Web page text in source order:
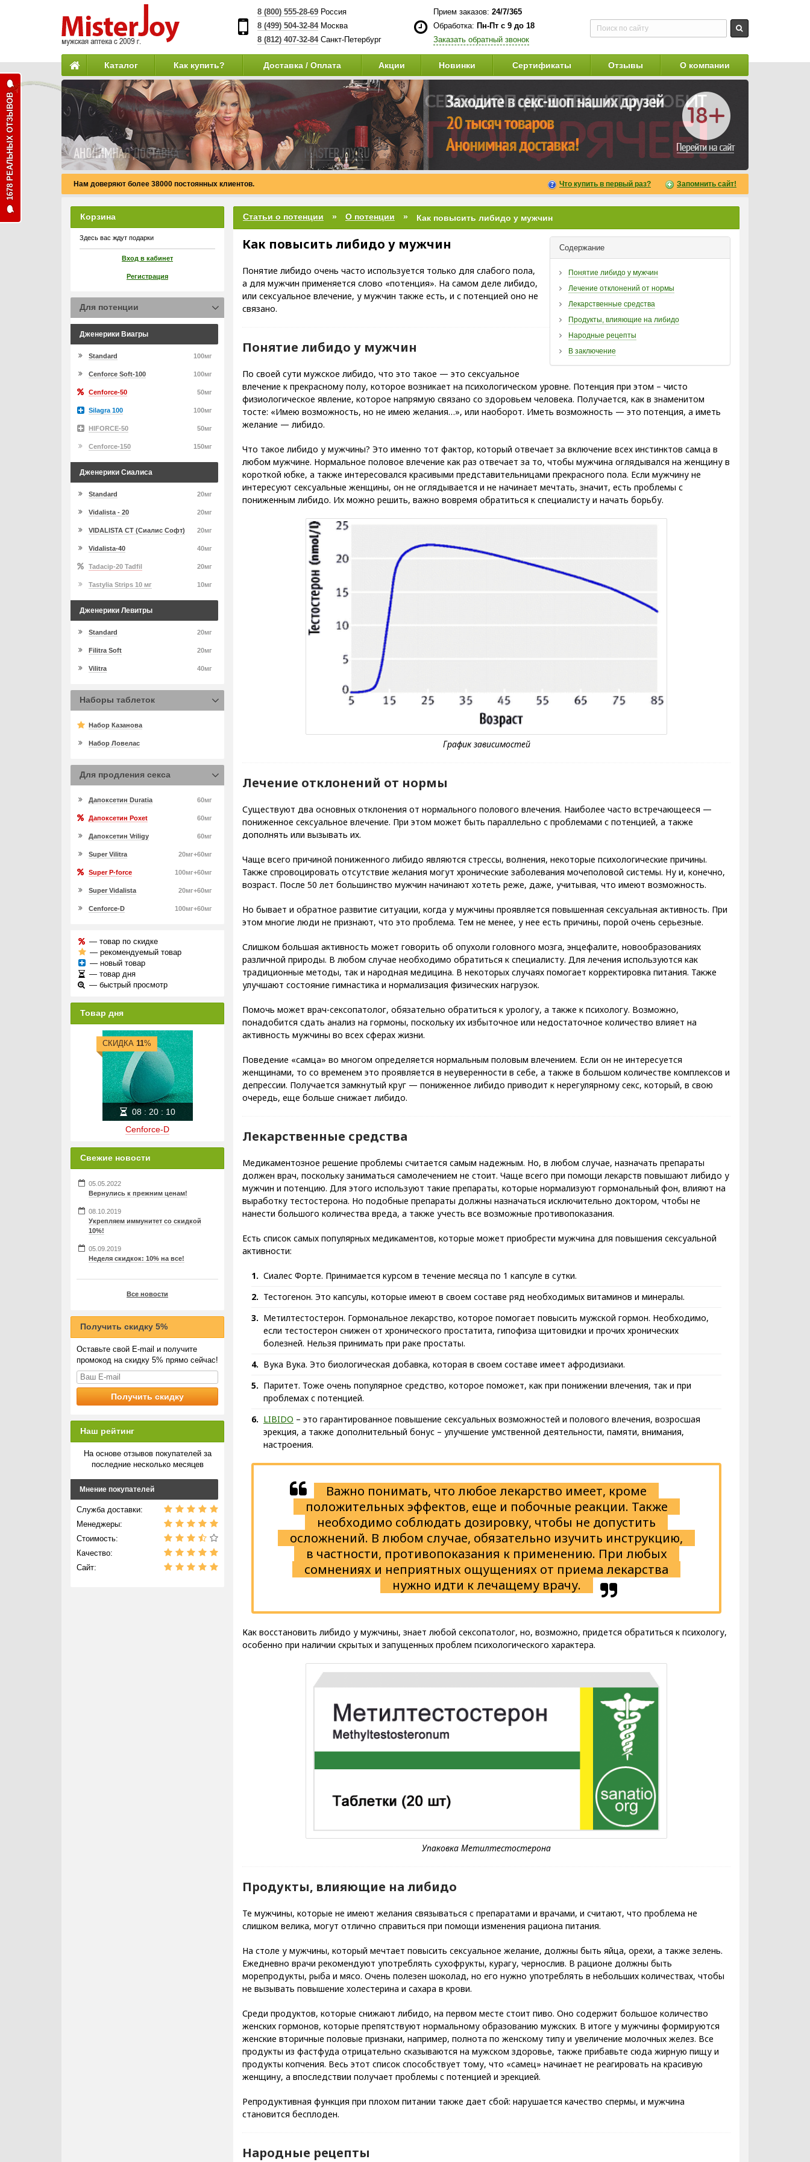
8 (800) 555-28-69Россия
8 (499) 504-32-84Москва
8 (812) 407-32-84 Санкт-Петербург
Прием заказов: 24/7/365
Обработка: Пн-Пт с 9 до 18
Заказать обратный звонок
Каталог Как купить? Доставка / Оплата Акции Новинки Сертификаты Отзывы О компании
Нам доверяют более 38000 постоянных клиентов. Что купить в первый раз? Запомнить сайт!
Статьи о потенции О потенции Как повысить либидо у мужчин
Содержание
Понятие либидо у мужчин
Лечение отклонений от нормы
Лекарственные средства
Продукты, влияющие на либидо
Народные рецепты
В заключение
Как повысить либидо у мужчин
Понятие либидо очень часто используется только для слабого пола,
а для мужчин применяется слово «потенция». На самом деле либидо,
или сексуальное влечение, у мужчин также есть, и с потенцией оно не
связано.
Понятие либидо у мужчин
По своей сути мужское либидо, что это такое — это сексуальное
влечение к прекрасному полу, которое возникает на психологическом уровне. Потенция при этом – чисто
физиологическое явление, которое напрямую связано со здоровьем человека. Получается, как в знаменитом
тосте: «Имею возможность, но не имею желания…», или наоборот. Иметь возможность — это потенция, а иметь
желание — либидо.
Что такое либидо у мужчины? Это именно тот фактор, который отвечает за включение всех инстинктов самца в
любом мужчине. Нормальное половое влечение как раз отвечает за то, чтобы мужчина оглядывался на женщину в
короткой юбке, а также интересовался красивыми представительницами прекрасного пола. Если мужчину не
интересуют сексуальные женщины, он не оглядывается и не начинает мечтать, значит, есть проблемы с
пониженным либидо. Их можно решить, важно вовремя обратиться к специалисту и начать борьбу.
Лечение отклонений от нормы
Существуют два основных отклонения от нормального полового влечения. Наиболее часто встречающееся —
пониженное сексуальное влечение. При этом может быть параллельно с проблемами с потенцией, а также
дополнять или вызывать их.
Чаще всего причиной пониженного либидо являются стрессы, волнения, некоторые психологические причины.
Также спровоцировать отсутствие желания могут хронические заболевания мочеполовой системы. Ну и, конечно,
возраст. После 50 лет большинство мужчин начинают хотеть реже, даже, учитывая, что имеют возможность.
Но бывает и обратное развитие ситуации, когда у мужчины проявляется повышенная сексуальная активность. При
этом многие люди не признают, что это проблема. Тем не менее, у нее есть причины, порой очень серьезные.
Слишком большая активность может говорить об опухоли головного мозга, энцефалите, новообразованиях
различной природы. В любом случае необходимо обратиться к специалисту. Для лечения используются как
традиционные методы, так и народная медицина. В некоторых случаях помогает корректировка питания. Также
улучшают состояние гимнастика и нормализация физических нагрузок.
Помочь может врач-сексопатолог, обязательно обратиться к урологу, а также к психологу. Возможно,
понадобится сдать анализ на гормоны, поскольку их избыточное или недостаточное количество влияет на
активность мужчины во всех сферах жизни.
Поведение «самца» во многом определяется нормальным половым влечением. Если он не интересуется
женщинами, то со временем это проявляется в неуверенности в себе, а также в большом количестве комплексов и
депрессии. Получается замкнутый круг — пониженное либидо приводит к нерегулярному секс, который, в свою
очередь, еще больше снижает либидо.
Лекарственные средства
Медикаментозное решение проблемы считается самым надежным. Но, в любом случае, назначать препараты
должен врач, поскольку заниматься самолечением не стоит. Чаще всего при помощи лекарств повышают либидо у
мужчин и потенцию. Для этого используют такие препараты, которые нормализуют гормональный фон, влияют на
выработку тестостерона. Но подобные препараты должны назначаться исключительно доктором, чтобы не
нанести большого количества вреда, а также учесть все возможные противопоказания.
Есть список самых популярных медикаментов, которые может приобрести мужчина для повышения сексуальной
активности:
Сиалес Форте. Принимается курсом в течение месяца по 1 капсуле в сутки.
Тестогенон. Это капсулы, которые имеют в своем составе ряд необходимых витаминов и минералы.
Метилтестостерон. Гормональное лекарство, которое помогает повысить мужской гормон. Необходимо,
если тестостерон снижен от хронического простатита, гипофиза щитовидки и прочих хронических
болезней. Нельзя принимать при раке простаты.
Вука Вука. Это биологическая добавка, которая в своем составе имеет афродизиаки.
Паритет. Тоже очень популярное средство, которое поможет, как при понижении влечения, так и при
проблемах с потенцией.
LIBIDO – это гарантированное повышение сексуальных возможностей и полового влечения, возросшая
эрекция, а также дополнительный бонус – улучшение умственной деятельности, памяти, внимания,
настроения.
Важно понимать, что любое лекарство имеет, кроме
положительных эффектов, еще и побочные реакции. Также
необходимо соблюдать дозировку, чтобы не допустить
осложнений. В любом случае, обязательно изучить инструкцию,
в частности, противопоказания к применению. При любых
сомнениях и неприятных ощущениях от приема лекарства
нужно идти к лечащему врачу.
Как восстановить либидо у мужчины, знает любой сексопатолог, но, возможно, придется обратиться к психологу,
особенно при наличии скрытых и запущенных проблем психологического характера.
Продукты, влияющие на либидо
Те мужчины, которые не имеют желания связываться с препаратами и врачами, и считают, что проблема не
слишком велика, могут отлично справиться при помощи изменения рациона питания.
На столе у мужчины, который мечтает повысить сексуальное желание, должны быть яйца, орехи, а также зелень.
Ежедневно врачи рекомендуют употреблять сухофрукты, курагу, чернослив. В рационе должны быть
морепродукты, рыба и мясо. Очень полезен шоколад, но его нужно употреблять в небольших количествах, чтобы
не вызывать повышение холестерина и сахара в крови.
Среди продуктов, которые снижают либидо, на первом месте стоит пиво. Оно содержит большое количество
женских гормонов, которые препятствуют нормальному образованию мужских. В итоге у мужчины формируются
женские вторичные половые признаки, например, полнота по женскому типу и увеличение молочных желез. Все
продукты из фастфуда отрицательно сказываются на мужском здоровье, также прибавьте сюда жирную пищу и
продукты копчения. Весь этот список способствует тому, что «самец» начинает не реагировать на красивую
женщину, а впоследствии получает проблемы с потенцией и эрекцией.
Репродуктивная функция при плохом питании также дает сбой: нарушается качество спермы, и мужчина
становится бесплоден.
Народные рецепты
Корзина
Здесь вас ждут подарки
Вход в кабинет
Регистрация
Для потенции
Дженерики Виагры
100мг
Standard
100мг
Cenforce Soft-100
50мг
Cenforce-50
100мг
Silagra 100
50мг
HIFORCE-50
150мг
Cenforce-150
Дженерики Сиалиса
20мг
Standard
20мг
Vidalista - 20
20мг
VIDALISTA CT (Сиалис Софт)
40мг
Vidalista-40
20мг
Tadacip-20 Tadfil
10мг
Tastylia Strips 10 мг
Дженерики Левитры
20мг
Standard
20мг
Filitra Soft
40мг
Vilitra
Наборы таблеток
Набор Казанова
Набор Ловелас
Для продления секса
60мг
Дапоксетин Duratia
60мг
Дапоксетин Poxet
60мг
Дапоксетин Vriligy
20мг+60мг
Super Vilitra
100мг+60мг
Super P-force
20мг+60мг
Super Vidalista
100мг+60мг
Cenforce-D
— товар по скидке
— рекомендуемый товар
— новый товар
— товар дня
— быстрый просмотр
Товар дня
Cenforce-D
СКИДКА 11%
08: 20: 09
Свежие новости
05.05.2022
Вернулись к прежним ценам!
08.10.2019
Укрепляем иммунитет со скидкой
10%!
05.09.2019
Неделя скидкок: 10% на все!
Все новости
Получить скидку 5%
Оставьте свой E-mail и получите
промокод на скидку 5% прямо сейчас!
Наш рейтинг
На основе отзывов покупателей за
последние несколько месяцев
Мнение покупателей
Служба доставки:
Менеджеры:
Стоимость:
Качество:
Сайт:
1678 РЕАЛЬНЫХ ОТЗЫВОВ